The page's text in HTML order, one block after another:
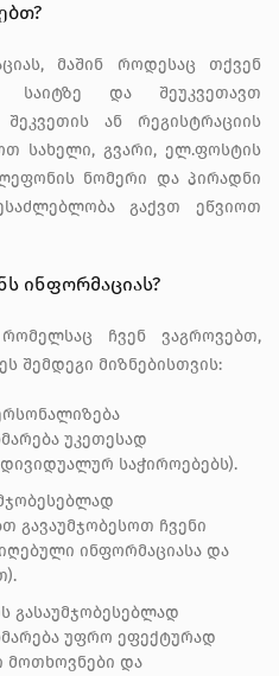
მაშინ როდესაც თქვენ
საიტზე და შეუკვეთავთ
ან რეგისტრაციის
სახელი, გვარი, ელ.ფოსტის
ნომერი და პირადნი
გაქვთ ეწვიოთ
ინფორმაციას?
ჩვენ ვაგროვებთ,
შემდეგი მიზნებისთვის:
უკეთესად
საჭიროებებს).
გავაუმჯობესოთ ჩვენი
ინფორმაციასა და
გასაუმჯობესებლად
უფრო ეფექტურად
მოთხოვნები და